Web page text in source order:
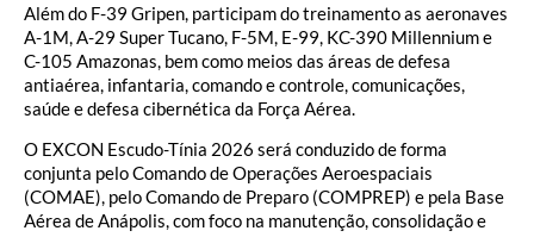
Além do F-39 Gripen, participam do treinamento as aeronaves
A-1M, A-29 Super Tucano, F-5M, E-99, KC-390 Millennium e
C-105 Amazonas, bem como meios das áreas de defesa
antiaérea, infantaria, comando e controle, comunicações,
saúde e defesa cibernética da Força Aérea.
O EXCON Escudo-Tínia 2026 será conduzido de forma
conjunta pelo Comando de Operações Aeroespaciais
(COMAE), pelo Comando de Preparo (COMPREP) e pela Base
Aérea de Anápolis, com foco na manutenção, consolidação e